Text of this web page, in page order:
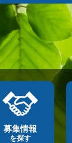
募集情報
を探す